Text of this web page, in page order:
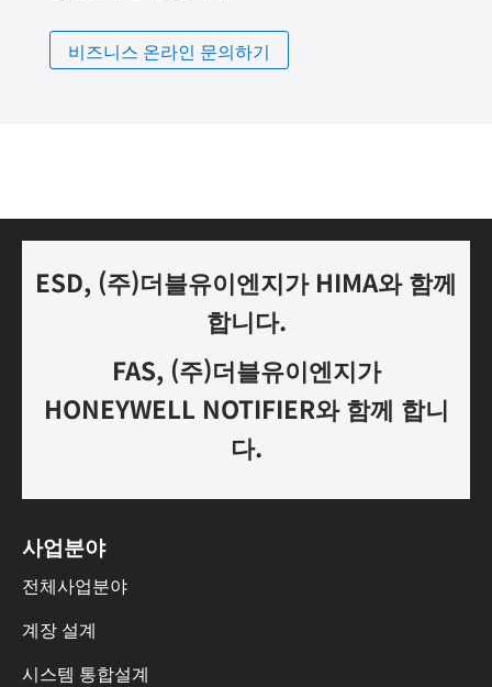
비즈니스 온라인 문의하기
ESD, (주)더블유이엔지가 HIMA와 함께
합니다.
FAS, (주)더블유이엔지가
HONEYWELL NOTIFIER와 함께 합니
다.
사업분야
전체사업분야
계장 설계
시스템 통합설계